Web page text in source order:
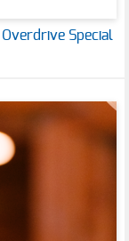
Special